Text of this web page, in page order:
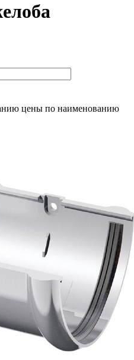
цены по наименованию